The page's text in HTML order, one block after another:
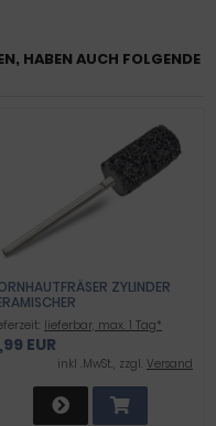
HABEN AUCH FOLGENDE
ZYLINDER
lieferbar, max. 1 Tag*
EUR
inkl .MwSt., zzgl. Versand